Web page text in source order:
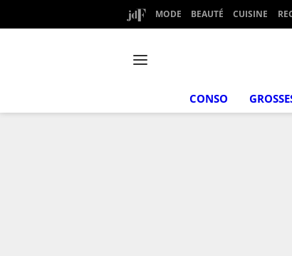
MODE BEAUTÉ CUISINE
CONSO